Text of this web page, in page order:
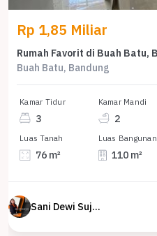
Rp 1,85 Miliar
Buah Batu, Bandung
Kamar Tidur
3
Kamar Mandi
2
Luas Tanah
76 m²
Luas Bangunan
110 m²
Sani Dewi Sujono